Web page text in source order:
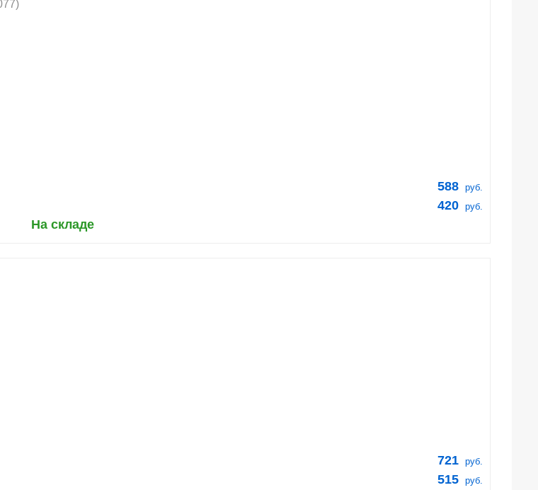
588 руб.
420 руб.
На складе
721 руб.
515 руб.